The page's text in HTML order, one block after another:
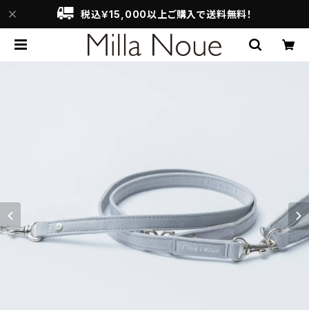
税込￥15,000以上ご購入で送料無料！